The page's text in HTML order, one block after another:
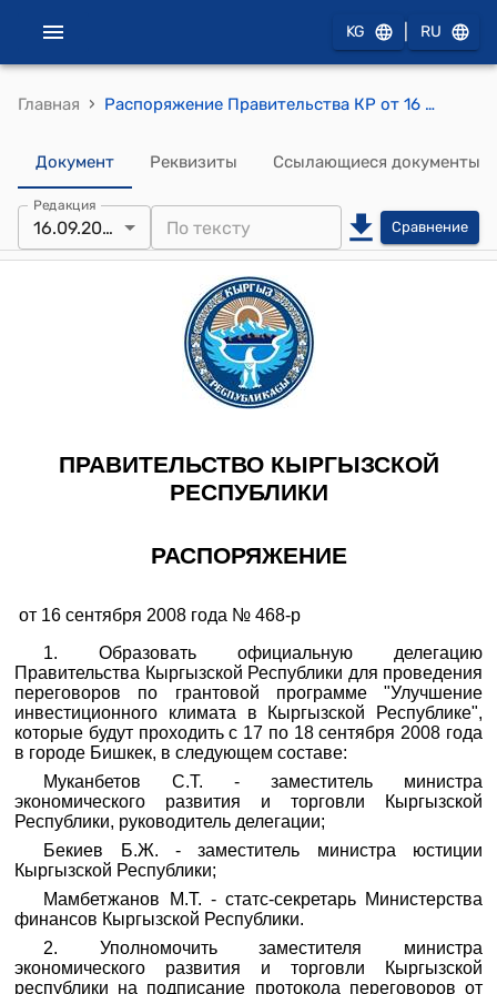
KG RU
Главная › Распоряжение Правительства КР от 16 сентября 2008 года № 468-р (Об образовании официальной делегации Правительства Кыргызской Республики для проведения переговоров по грантовой программе "Улучшение инвестиционного климата в Кыргызской Республике")
Документ Реквизиты Ссылающиеся документы
Редакция
16.09.2008 Сравнение